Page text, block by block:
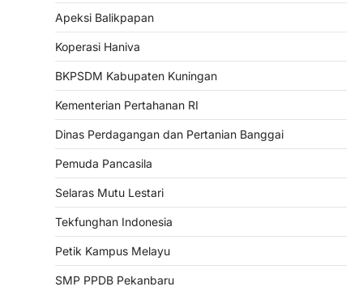
Apeksi Balikpapan
Koperasi Haniva
BKPSDM Kabupaten Kuningan
Kementerian Pertahanan RI
Dinas Perdagangan dan Pertanian Banggai
Pemuda Pancasila
Selaras Mutu Lestari
Tekfunghan Indonesia
Petik Kampus Melayu
SMP PPDB Pekanbaru